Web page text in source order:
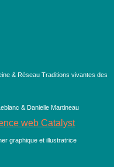
& Réseau Traditions vivantes des
& Danielle Martineau
web Catalyst
graphique et illustratrice